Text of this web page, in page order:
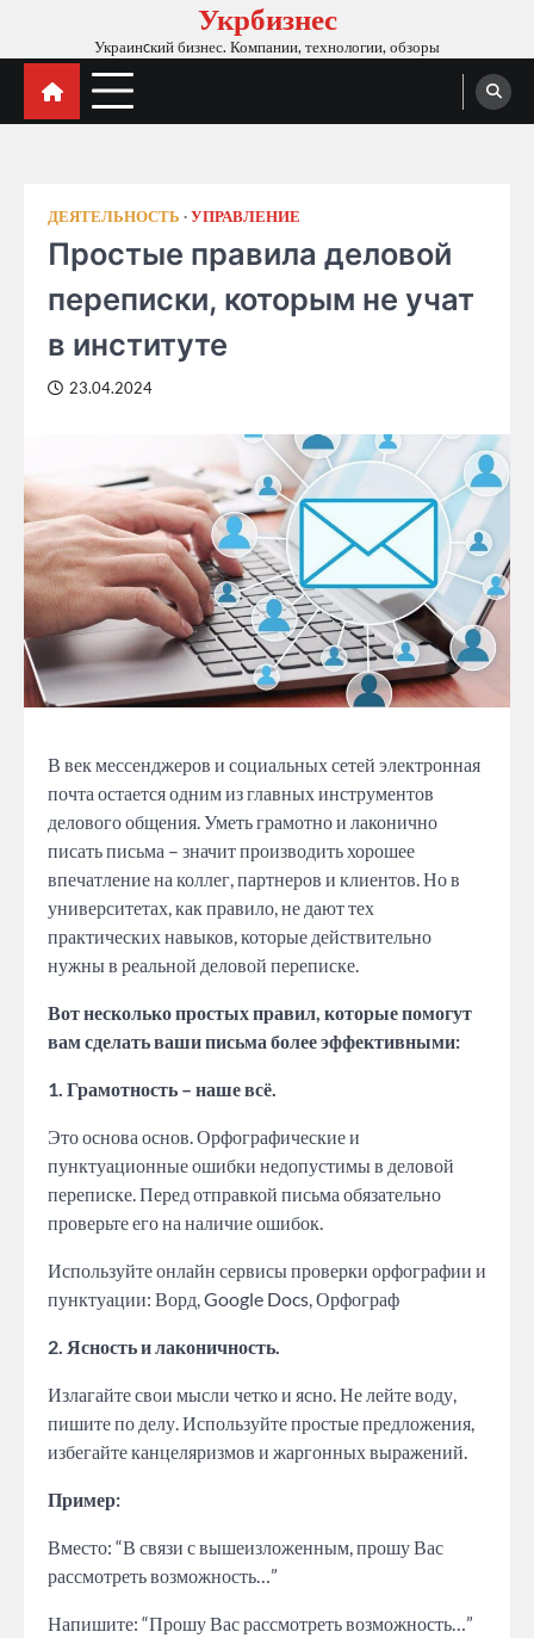
content
Укрбизнес
Украинcкий бизнес. Компании, технологии, обзоры
ДЕЯТЕЛЬНОСТЬ УПРАВЛЕНИЕ
Простые правила деловой
переписки, которым не учат
в институте
23.04.2024
В век мессенджеров и социальных сетей электронная
почта остается одним из главных инструментов
делового общения. Уметь грамотно и лаконично
писать письма – значит производить хорошее
впечатление на коллег, партнеров и клиентов. Но в
университетах, как правило, не дают тех
практических навыков, которые действительно
нужны в реальной деловой переписке.
Вот несколько простых правил, которые помогут
вам сделать ваши письма более эффективными:
1. Грамотность – наше всё.
Это основа основ. Орфографические и
пунктуационные ошибки недопустимы в деловой
переписке. Перед отправкой письма обязательно
проверьте его на наличие ошибок.
Используйте онлайн сервисы проверки орфографии и
пунктуации: Ворд, Google Docs, Орфограф
2. Ясность и лаконичность.
Излагайте свои мысли четко и ясно. Не лейте воду,
пишите по делу. Используйте простые предложения,
избегайте канцеляризмов и жаргонных выражений.
Пример:
Вместо: “В связи с вышеизложенным, прошу Вас
рассмотреть возможность…”
Напишите: “Прошу Вас рассмотреть возможность…”